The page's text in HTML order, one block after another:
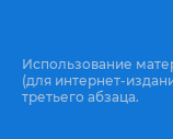
Использование
(для интернет-
третьего абзаца.